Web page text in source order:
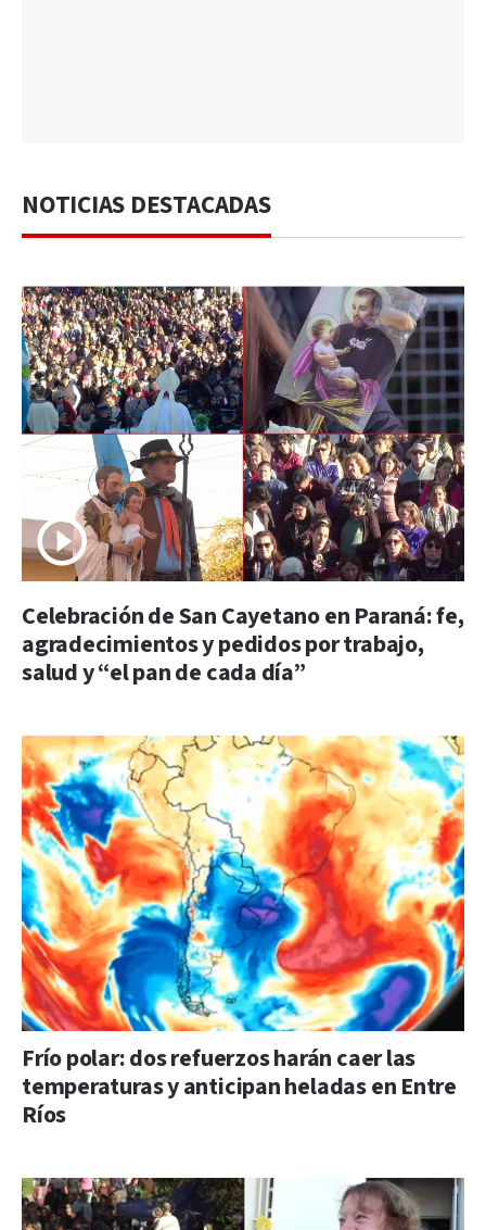
NOTICIAS DESTACADAS
Celebración de San Cayetano en Paraná: fe,
agradecimientos y pedidos por trabajo,
salud y “el pan de cada día”
Frío polar: dos refuerzos harán caer las
temperaturas y anticipan heladas en Entre
Ríos